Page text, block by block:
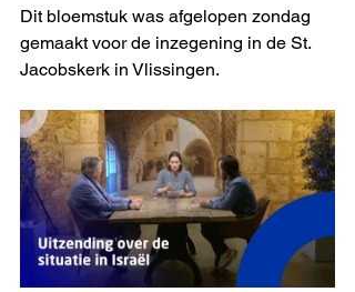
Dit bloemstuk was afgelopen zondag
gemaakt voor de inzegening in de St.
Jacobskerk in Vlissingen.